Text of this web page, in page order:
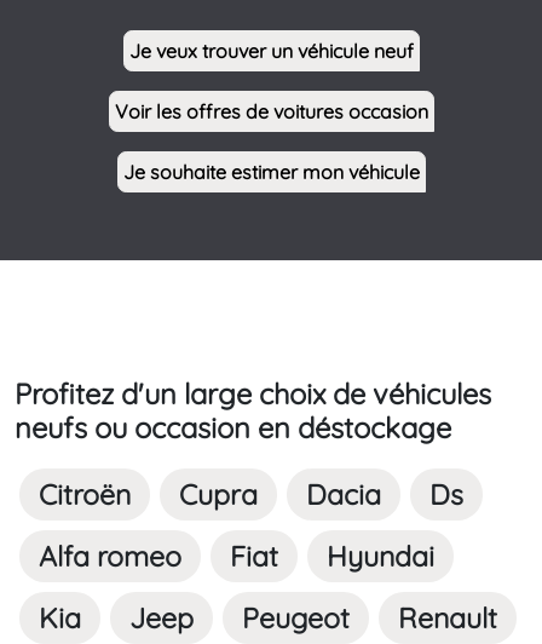
Je veux trouver un véhicule neuf
Voir les offres de voitures occasion
Je souhaite estimer mon véhicule
Profitez d'un large choix de véhicules
neufs ou occasion en déstockage
Citroën Cupra Dacia
Ds
Alfa romeo
Fiat
Hyundai
Kia
Jeep Peugeot
Renault